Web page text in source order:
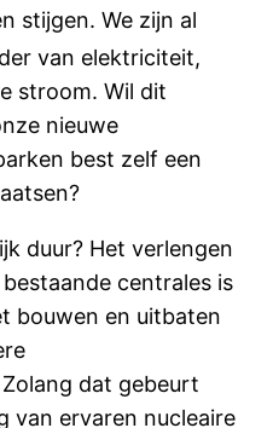
stijgen. We zijn al
van elektriciteit,
stroom. Wil dit
nieuwe
best zelf een
duur? Het verlengen
centrales is
bouwen en uitbaten
dat gebeurt
van ervaren nucleaire